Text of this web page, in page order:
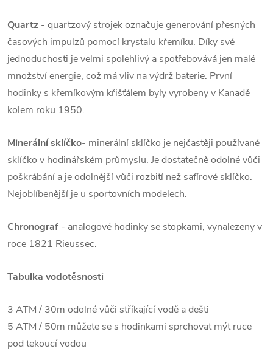
Quartz - quartzový strojek označuje generování přesných
časových impulzů pomocí krystalu křemíku. Díky své
jednoduchosti je velmi spolehlivý a spotřebovává jen malé
množství energie, což má vliv na výdrž baterie. První
hodinky s křemíkovým křišťálem byly vyrobeny v Kanadě
kolem roku 1950.
Minerální sklíčko- minerální sklíčko je nejčastěji používané
sklíčko v hodinářském průmyslu. Je dostatečně odolné vůči
poškrábání a je odolnější vůči rozbití než safírové sklíčko.
Nejoblíbenější je u sportovních modelech.
Chronograf - analogové hodinky se stopkami, vynalezeny v
roce 1821 Rieussec.
Tabulka vodotěsnosti
3 ATM / 30m odolné vůči stříkající vodě a dešti
5 ATM / 50m můžete se s hodinkami sprchovat mýt ruce
pod tekoucí vodou